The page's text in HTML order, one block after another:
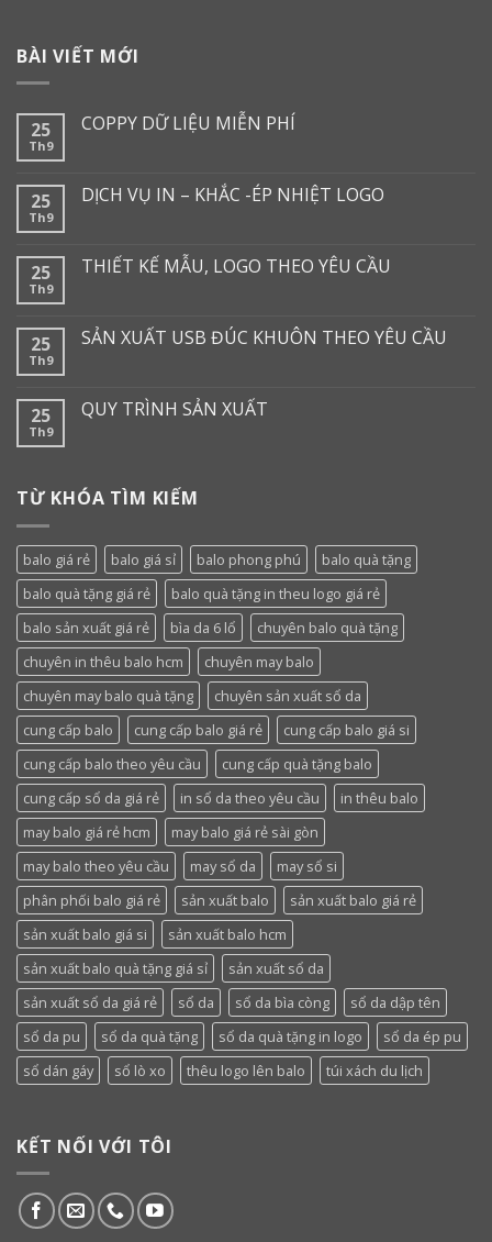
BÀI VIẾT MỚI
25
Th9
COPPY DỮ LIỆU MIỄN PHÍ
25
Th9
DỊCH VỤ IN – KHẮC -ÉP NHIỆT LOGO
25
Th9
THIẾT KẾ MẪU, LOGO THEO YÊU CẦU
25
Th9
SẢN XUẤT USB ĐÚC KHUÔN THEO YÊU CẦU
25
Th9
QUY TRÌNH SẢN XUẤT
TỪ KHÓA TÌM KIẾM
balo giá rẻ balo giá sỉ balo phong phú
balo quà tặng
balo quà tặng giá rẻ
balo quà tặng in theu logo giá rẻ
balo sản xuất giá rẻ
bìa da 6 lổ
chuyên balo quà tặng
chuyên in thêu balo hcm
chuyên may balo
chuyên may balo quà tặng
chuyên sản xuất sổ da
cung cấp balo
cung cấp balo giá rẻ
cung cấp balo giá si
cung cấp balo theo yêu cầu
cung cấp quà tặng balo
cung cấp sổ da giá rẻ
in sổ da theo yêu cầu
in thêu balo
may balo giá rẻ hcm
may balo giá rẻ sài gòn
may balo theo yêu cầu
may sổ da
may sổ si
phân phối balo giá rẻ
sản xuất balo
sản xuất balo giá rẻ
sản xuất balo giá si
sản xuất balo hcm
sản xuất balo quà tặng giá sỉ
sản xuất sổ da
sản xuất sổ da giá rẻ
sổ da sổ da bìa còng
sổ da dập tên
sổ da pu
sổ da quà tặng sổ da quà tặng in logo
sổ da ép pu
sổ dán gáy
sổ lò xo thêu logo lên balo túi xách du lịch
KẾT NỐI VỚI TÔI